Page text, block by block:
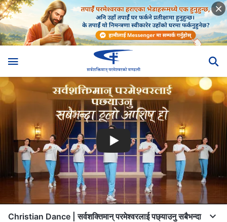
Christian Dance | सर्वशक्तिमान् परमेश्‍वरलाई पछ्याउनु सबैभन्दा